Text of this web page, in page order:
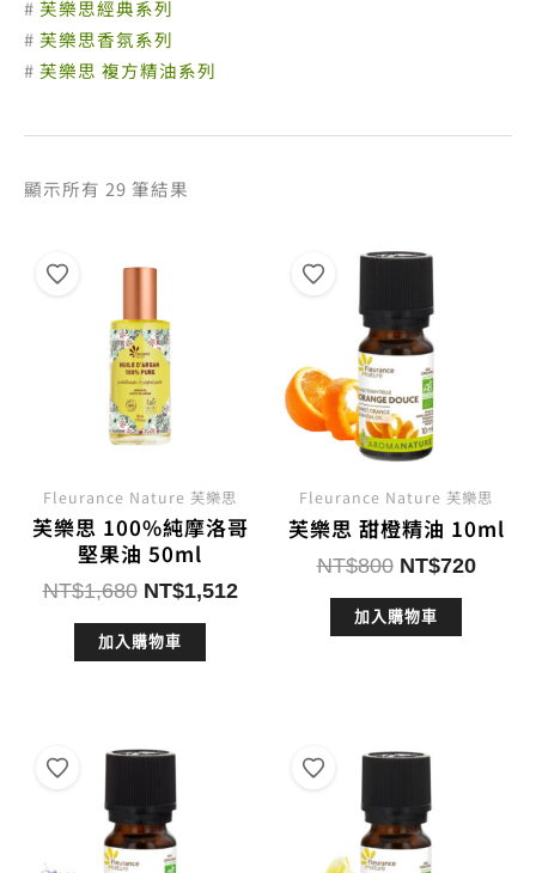
# 芙樂思經典系列
# 芙樂思香氛系列
# 芙樂思 複方精油系列
顯示所有 29 筆結果
Fleurance Nature 芙樂思
芙樂思 100%純摩洛哥
堅果油 50ml
NT$1,680 原
始
價
NT$1,512目
加入購物車
Fleurance Nature 芙樂思
芙樂思 甜橙精油 10ml
NT$800 原
始
價
NT$720目
加入購物車